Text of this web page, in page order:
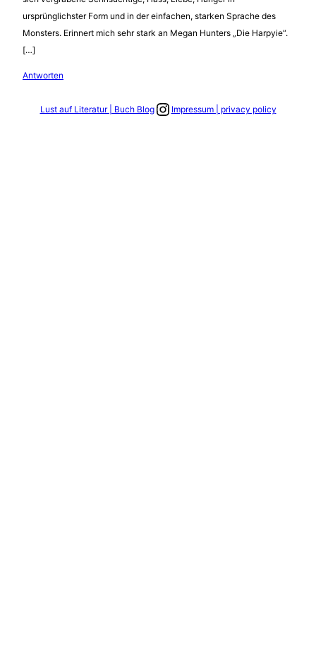
ursprünglichster Form und in der einfachen, starken Sprache des
Monsters. Erinnert mich sehr stark an Megan Hunters „Die Harpyie“.
[…]
Antworten
Lust auf Literatur | Buch BlogLink zum Instagram Account
Impressum | privacy policy